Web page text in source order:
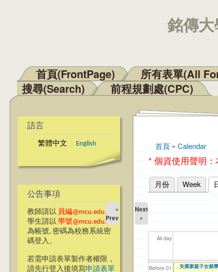
銘傳
主選單
首頁(FrontPage)
所有表單(All
搜尋(Search)
前程規劃處(CPC)
語言
繁體中文 English
公告事項
教師請以 員編@mcu.edu.tw
學生請以 學號@mcu.edu.tw
為帳號, 密碼為校務系統密
碼登入。
若需申請表單製作者權限，
請先行登入後填寫申請表單
您在這裡
首頁 » Calendar
* 個資使用聲明
主要索引標籤
月份 Week
«
Prev
Next
»
All day
Before 01
【資網處】
我愛銘傳我愛養
【財務處】工讀
【財務處】漏打
114
114
114
【學
114
教務
商品
【教學暨學習資
【教學暨學習資
Survey on
失業家庭子女就